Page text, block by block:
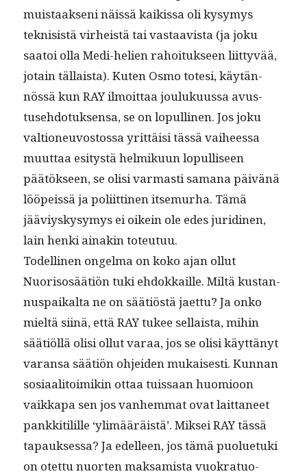
muis­taak­seni näis­sä kaikissa oli kysymys
tekni­sistä virheistä tai vas­taav­ista (ja joku
saa­toi olla Medi-helien rahoituk­seen liit­tyvää,
jotain täl­laista). Kuten Osmo tote­si, käytän­
nössä kun RAY ilmoit­taa jouluku­us­sa avus­
tuse­hdo­tuk­sen­sa, se on lop­ulli­nen. Jos joku
val­tioneu­vos­tossa yrit­täisi tässä vai­heessa
muut­taa esi­tys­tä helmiku­un lop­ulliseen
päätök­seen, se olisi var­masti samana päivänä
lööpeis­sä ja poli­it­ti­nen itse­murha. Tämä
jääviyskysymys ei oikein ole edes juridi­nen,
lain hen­ki ainakin toteutuu.
Todel­li­nen ongel­ma on koko ajan ollut
Nuorisosäätiön tuki ehdokkaille. Miltä kus­tan­
nu­s­paikalta ne on säätiöstä jaet­tu? Ja onko
mieltä siinä, että RAY tukee sel­l­aista, mihin
säätiöl­lä olisi ollut varaa, jos se olisi käyt­tänyt
varansa säätiön ohjei­den mukaises­ti. Kun­nan
sosi­aal­i­toimikin ottaa tuis­saan huomioon
vaikka­pa sen jos van­hem­mat ovat lait­ta­neet
pankki­tilille ‘ylimääräistä’. Mik­sei RAY tässä
tapauk­ses­sa? Ja edelleen, jos tämä puolue­tu­ki
on otet­tu nuorten mak­samista vuokratuo­